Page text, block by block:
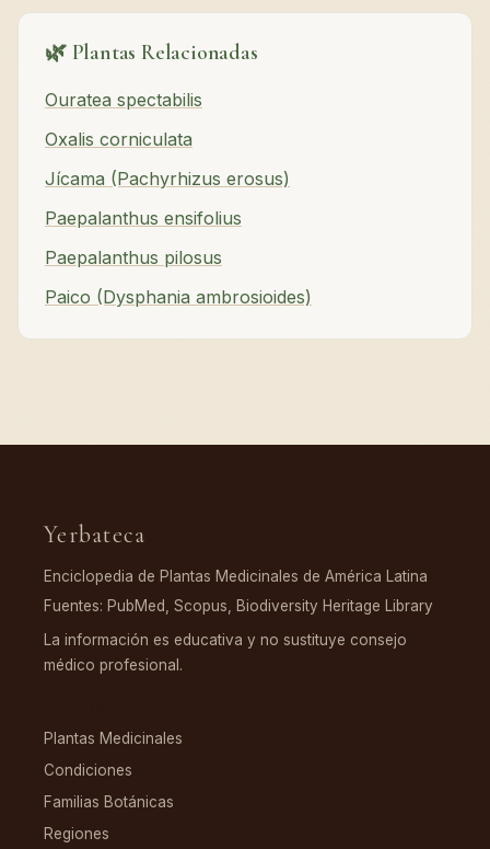
🌿 Plantas Relacionadas
Ouratea spectabilis
Oxalis corniculata
Jícama (Pachyrhizus erosus)
Paepalanthus ensifolius
Paepalanthus pilosus
Paico (Dysphania ambrosioides)
Yerbateca
Enciclopedia de Plantas Medicinales de América Latina
Fuentes: PubMed, Scopus, Biodiversity Heritage Library
La información es educativa y no sustituye consejo
médico profesional.
Plantas Medicinales
Condiciones
Familias Botánicas
Regiones